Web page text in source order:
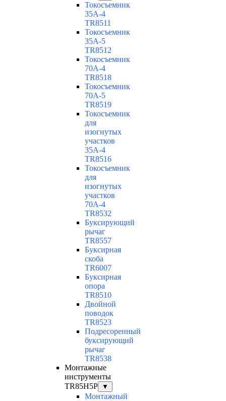
Токосъемник
35А-4
TR8511
Токосъемник
35А-5
TR8512
Токосъемник
70А-4
TR8518
Токосъемник
70А-5
TR8519
Токосъемник
для
изогнутых
участков
35А-4
TR8516
Токосъемник
для
изогнутых
участков
70А-4
TR8532
Буксирующий
рычаг
TR8557
Буксирная
скоба
TR6007
Буксирная
опора
TR8510
Двойной
поводок
TR8523
Подресоренный
буксирующий
рычаг
TR8538
Монтажные
инструменты
TR85H5P
▼
Монтажный